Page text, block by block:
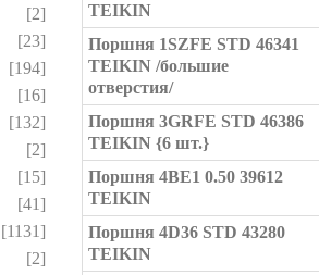
[2]
[23]
[194]
[16]
[132]
[2]
[15]
[41]
[1131]
[2]
TEIKIN
Поршня 1SZFE STD 46341
TEIKIN /большие
отверстия/
Поршня 3GRFE STD 46386
TEIKIN {6 шт.}
Поршня 4BE1 0.50 39612
TEIKIN
Поршня 4D36 STD 43280
TEIKIN